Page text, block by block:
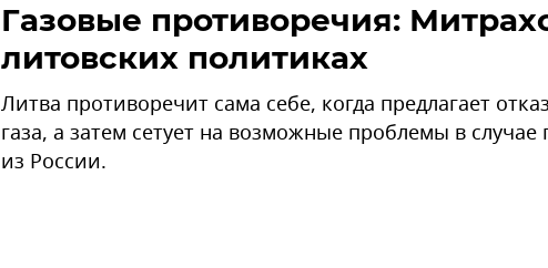
Газовые противоречия:
литовских политиках
Литва противоречит сама себе, когда предлагает
газа, а затем сетует на возможные проблемы в случае
из России.